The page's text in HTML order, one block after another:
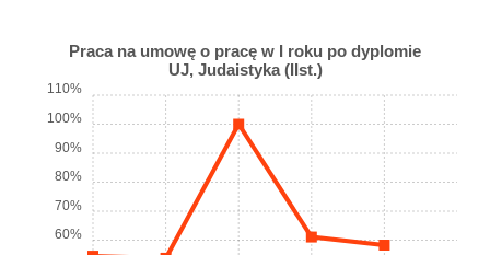
Praca na umowę o pracę w I roku po dyplomie
UJ, Judaistyka (IIst.)
60%
70%
80%
90%
100%
110%